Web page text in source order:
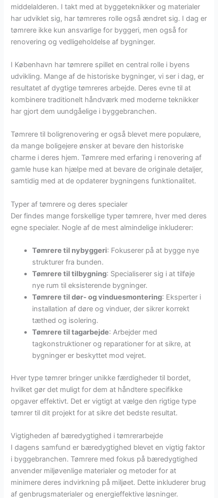
middelalderen. I takt med at byggeteknikker og materialer
har udviklet sig, har tømreres rolle også ændret sig. I dag er
tømrere ikke kun ansvarlige for byggeri, men også for
renovering og vedligeholdelse af bygninger.
I København har tømrere spillet en central rolle i byens
udvikling. Mange af de historiske bygninger, vi ser i dag, er
resultatet af dygtige tømreres arbejde. Deres evne til at
kombinere traditionelt håndværk med moderne teknikker
har gjort dem uundgåelige i byggebranchen.
Tømrere til boligrenovering er også blevet mere populære,
da mange boligejere ønsker at bevare den historiske
charme i deres hjem. Tømrere med erfaring i renovering af
gamle huse kan hjælpe med at bevare de originale detaljer,
samtidig med at de opdaterer bygningens funktionalitet.
Typer af tømrere og deres specialer
Der findes mange forskellige typer tømrere, hver med deres
egne specialer. Nogle af de mest almindelige inkluderer:
Tømrere til nybyggeri: Fokuserer på at bygge nye
strukturer fra bunden.
Tømrere til tilbygning: Specialiserer sig i at tilføje
nye rum til eksisterende bygninger.
Tømrere til dør- og vinduesmontering: Eksperter i
installation af døre og vinduer, der sikrer korrekt
tæthed og isolering.
Tømrere til tagarbejde: Arbejder med
tagkonstruktioner og reparationer for at sikre, at
bygninger er beskyttet mod vejret.
Hver type tømrer bringer unikke færdigheder til bordet,
hvilket gør det muligt for dem at håndtere specifikke
opgaver effektivt. Det er vigtigt at vælge den rigtige type
tømrer til dit projekt for at sikre det bedste resultat.
Vigtigheden af bæredygtighed i tømrerarbejde
I dagens samfund er bæredygtighed blevet en vigtig faktor
i byggebranchen. Tømrere med fokus på bæredygtighed
anvender miljøvenlige materialer og metoder for at
minimere deres indvirkning på miljøet. Dette inkluderer brug
af genbrugsmaterialer og energieffektive løsninger.